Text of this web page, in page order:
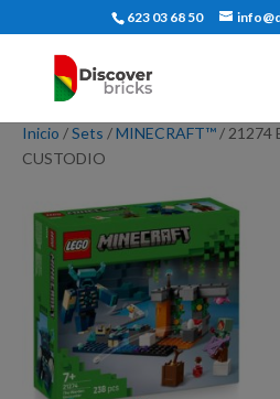
623 03 68 50
Inicio /Sets /MINECRAFT™ / 21274
CUSTODIO